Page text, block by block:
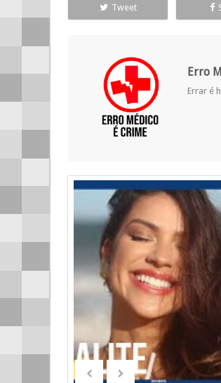
Tweet
Erro
Errar é